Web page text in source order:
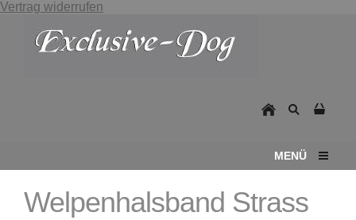
Vertrag widerrufen
MENÜ
Welpenhalsband Strass